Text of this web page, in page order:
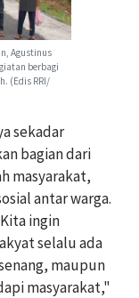
Agustinus
berbagi
(Edis RRI/
sekadar
bagian dari
masyarakat,
antar warga.
ingin
selalu ada
maupun
masyarakat,"